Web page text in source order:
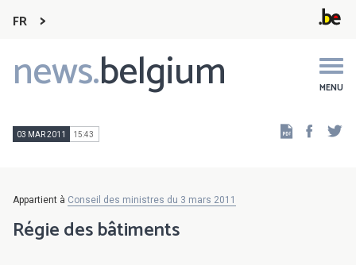
FR
news.belgium MENU
Main
navigation
03 MAR 2011 15:43
Appartient à Conseil des ministres du 3 mars 2011
Régie des bâtiments